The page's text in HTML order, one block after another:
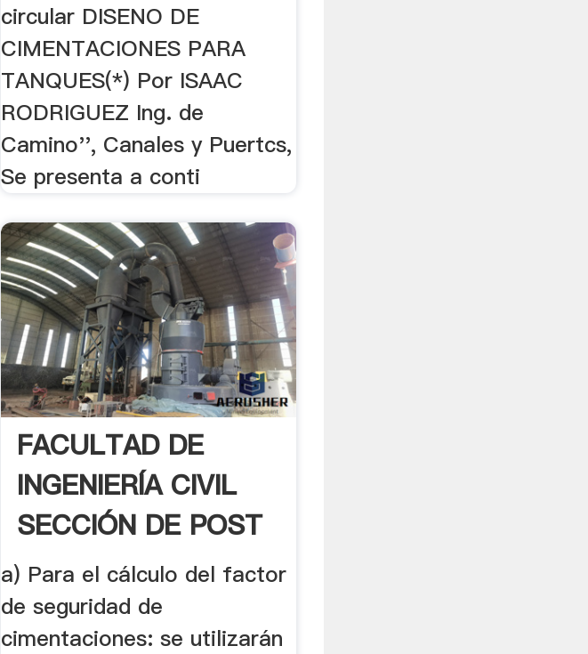
circular DISENO DE
CIMENTACIONES PARA
TANQUES(*) Por ISAAC
RODRIGUEZ Ing. de
Camino'', Canales y Puertcs,
Se presenta a conti
FACULTAD DE
INGENIERÍA CIVIL
SECCIÓN DE POST
GRADO
a) Para el cálculo del factor
de seguridad de
cimentaciones: se utilizarán